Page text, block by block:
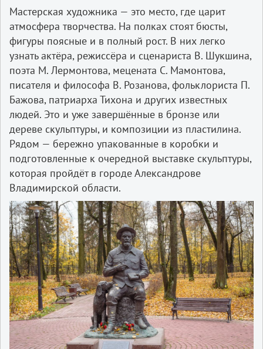
Мастерская художника — это место, где царит
атмосфера творчества. На полках стоят бюсты,
фигуры поясные и в полный рост. В них легко
узнать актёра, режиссёра и сценариста В. Шукшина,
поэта М. Лермонтова, мецената С. Мамонтова,
писателя и философа В. Розанова, фольклориста П.
Бажова, патриарха Тихона и других известных
людей. Это и уже завершённые в бронзе или
дереве скульптуры, и композиции из пластилина.
Рядом — бережно упакованные в коробки и
подготовленные к очередной выставке скульптуры,
которая пройдёт в городе Александрове
Владимирской области.